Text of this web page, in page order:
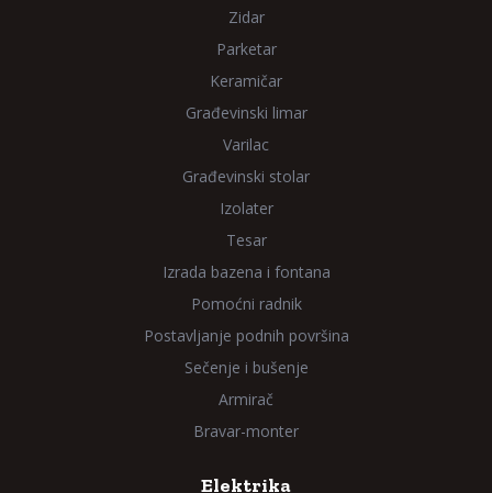
Zidar
Parketar
Keramičar
Građevinski limar
Varilac
Građevinski stolar
Izolater
Tesar
Izrada bazena i fontana
Pomoćni radnik
Postavljanje podnih površina
Sečenje i bušenje
Armirač
Bravar-monter
Elektrika